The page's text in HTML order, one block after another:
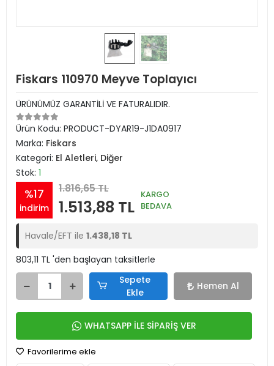
Fiskars 110970 Meyve Toplayıcı
ÜRÜNÜMÜZ GARANTİLİ VE FATURALIDIR.
Ürün Kodu: PRODUCT-DYAR19-J1DA0917
Marka: Fiskars
Kategori: El Aletleri, Diğer
Stok: 1
%17
indirim
1.816,65 TL
1.513,88 TL
KARGO
BEDAVA
Havale/EFT ile 1.438,18 TL
803,11 TL 'den başlayan taksitlerle
Sepete
Ekle
Hemen Al
WHATSAPP İLE SİPARİŞ VER
Favorilerime ekle